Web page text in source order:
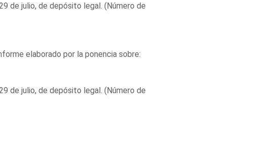
de julio, de depósito legal. (Número de
elaborado por la ponencia sobre:
de julio, de depósito legal. (Número de